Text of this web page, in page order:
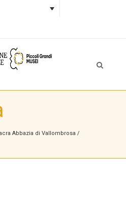
Abbazia di Vallombrosa /